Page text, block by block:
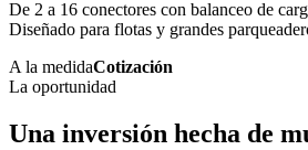
De 2 a 16 conectores con balanceo de
Diseñado para flotas y grandes
A la medidaCotización
La oportunidad
Una inversión hecha de